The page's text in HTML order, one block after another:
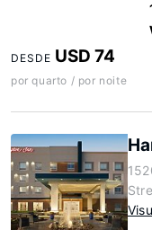
DESDE USD 74
por quarto / por noite